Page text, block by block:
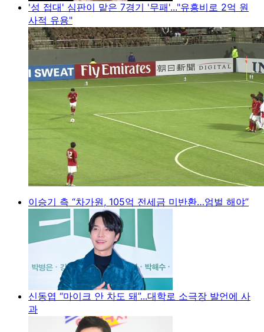
'성 접대' 심판이 맡은 7경기 '무패'..."유흥비로 2억 원
사적 유용"
이승기 측 “차가원, 105억 전세금 미반환…엄벌 해야”
신동엽 “마이크 안 차도 돼”...대학로 소극장 발언에 사
과